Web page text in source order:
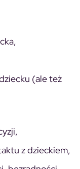
(ale też
z dzieckiem,